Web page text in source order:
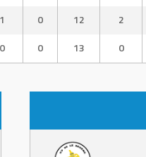
1 0 12 2
0 0 13 0